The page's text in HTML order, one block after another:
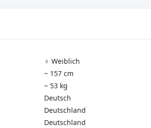
♀️ Weiblich
~ 157 cm
~ 53 kg
Deutsch
Deutschland
Deutschland